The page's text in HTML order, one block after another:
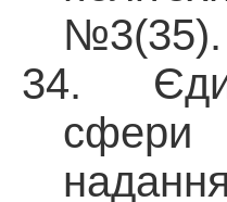
№3(35).
34.
сфери